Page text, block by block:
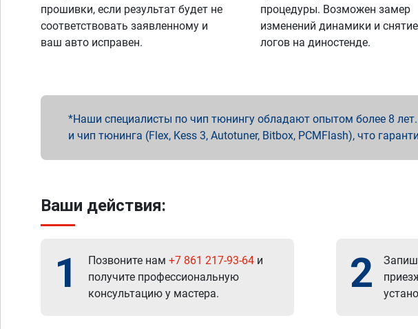
прошивки, если результат будет не
соответствовать заявленному и
ваш авто исправен.
процедуры. Возможен замер
изменений динамики и снятие
логов на диностенде.
Наши специалисты по чип тюнингу обладают опытом более 8
и чип тюнинга (Flex, Kess 3, Autotuner, Bitbox, PCMFlash), что
Ваши действия:
1 Позвоните нам +7 861 217-93-64 и
получите профессиональную
консультацию у мастера.
2